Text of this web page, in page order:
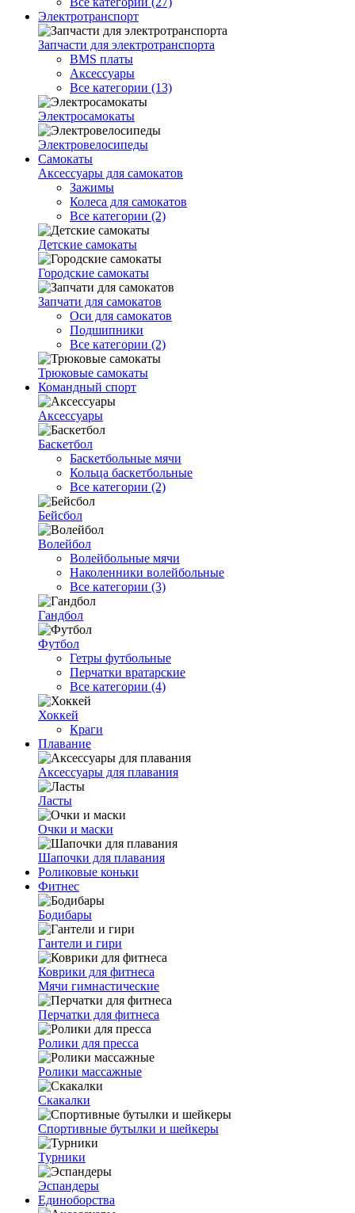
Электротранспорт
Запчасти для электротранспорта
BMS платы
Аксессуары
Все категории (13)
Электросамокаты
Электровелосипеды
Самокаты
Аксессуары для самокатов
Зажимы
Колеса для самокатов
Все категории (2)
Детские самокаты
Городские самокаты
Запчати для самокатов
Оси для самокатов
Подшипники
Все категории (2)
Трюковые самокаты
Командный спорт
Аксессуары
Баскетбол
Баскетбольные мячи
Кольца баскетбольные
Все категории (2)
Бейсбол
Волейбол
Волейбольные мячи
Наколенники волейбольные
Все категории (3)
Гандбол
Футбол
Гетры футбольные
Перчатки вратарские
Все категории (4)
Хоккей
Краги
Плавание
Аксессуары для плавания
Ласты
Очки и маски
Шапочки для плавания
Роликовые коньки
Фитнес
Бодибары
Гантели и гири
Коврики для фитнеса
Мячи гимнастические
Перчатки для фитнеса
Ролики для пресса
Ролики массажные
Скакалки
Спортивные бутылки и шейкеры
Турники
Эспандеры
Единоборства